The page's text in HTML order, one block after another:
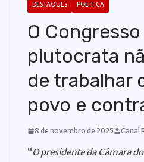
DESTAQUES POLITICA
O Congresso
plutocrata
de trabalhar
povo e
8 de novembro de 2025 Canal
“O presidente da Câmara